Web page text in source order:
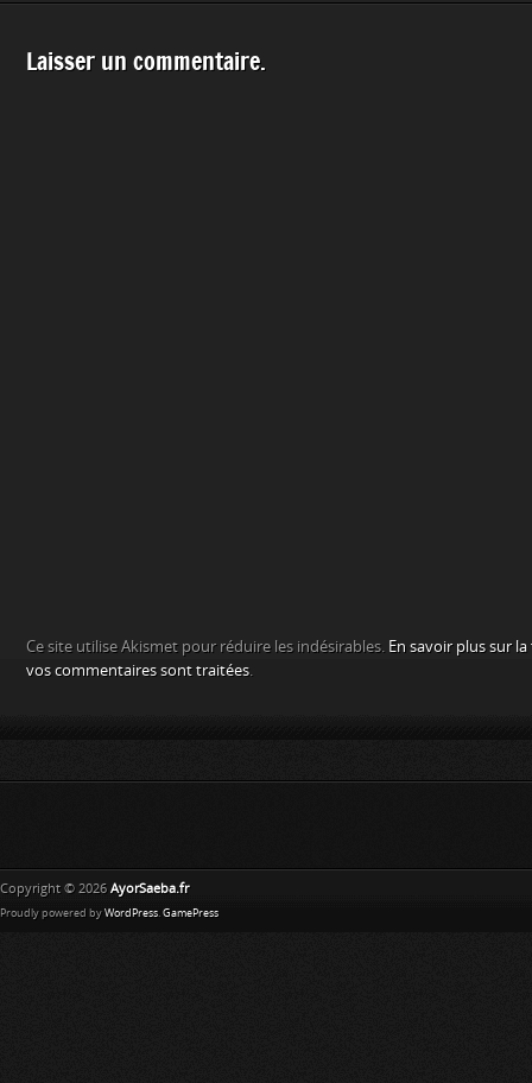
Laisser un commentaire.
Ce site utilise Akismet pour réduire les indésirables. En savoir plus sur
vos commentaires sont traitées.
Copyright © 2026 AyorSaeba.fr
Proudly powered by WordPress. GamePress